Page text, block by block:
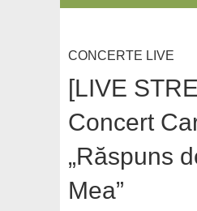
CONCERTE LIVE
[LIVE
Concert
„Răspuns
Mea”